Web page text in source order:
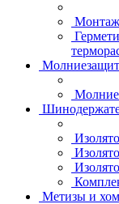
Метизы и